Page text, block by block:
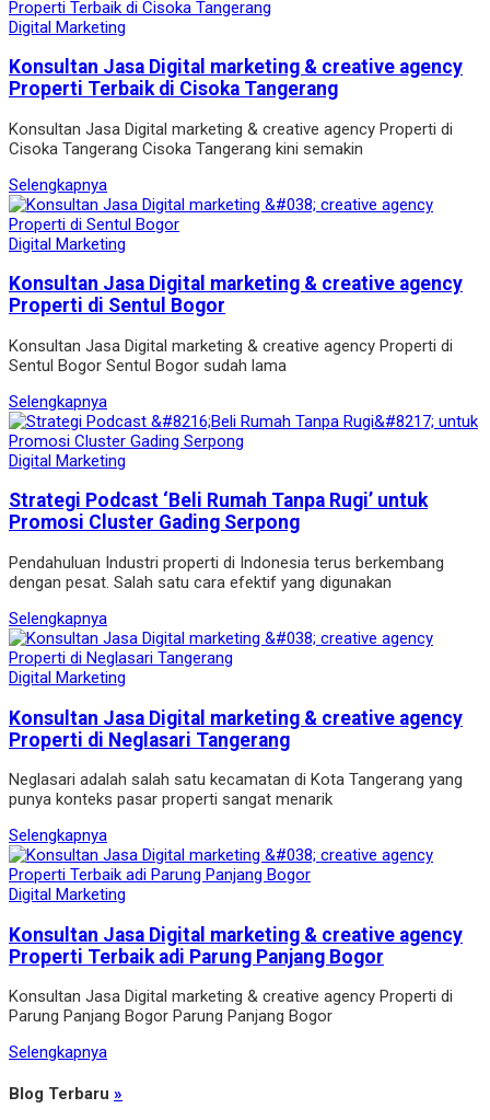
Digital Marketing
Konsultan Jasa Digital marketing & creative agency
Properti Terbaik di Cisoka Tangerang
Konsultan Jasa Digital marketing & creative agency Properti di
Cisoka Tangerang Cisoka Tangerang kini semakin
Selengkapnya
Digital Marketing
Konsultan Jasa Digital marketing & creative agency
Properti di Sentul Bogor
Konsultan Jasa Digital marketing & creative agency Properti di
Sentul Bogor Sentul Bogor sudah lama
Selengkapnya
Digital Marketing
Strategi Podcast ‘Beli Rumah Tanpa Rugi’ untuk
Promosi Cluster Gading Serpong
Pendahuluan Industri properti di Indonesia terus berkembang
dengan pesat. Salah satu cara efektif yang digunakan
Selengkapnya
Digital Marketing
Konsultan Jasa Digital marketing & creative agency
Properti di Neglasari Tangerang
Neglasari adalah salah satu kecamatan di Kota Tangerang yang
punya konteks pasar properti sangat menarik
Selengkapnya
Digital Marketing
Konsultan Jasa Digital marketing & creative agency
Properti Terbaik adi Parung Panjang Bogor
Konsultan Jasa Digital marketing & creative agency Properti di
Parung Panjang Bogor Parung Panjang Bogor
Selengkapnya
Blog Terbaru »